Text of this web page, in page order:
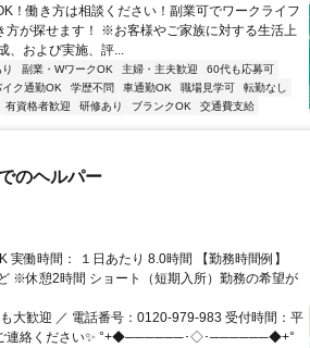
！働き方は相談ください！副業可でワークライフ
が探せます！ ※お客様やご家族に対する生活上
、および実施、評...
副業・WワークOK 主婦・主夫歓迎
60代も応募可
イク通勤OK 学歴不問 車通勤OK 職場見学可
転勤なし
有資格者歓迎 研修あり ブランクOK 交通費支給
のヘルパー
実働時間： １日あたり 8.0時間 【勤務時間例】
※休憩2時間 ショート（短期入所）勤務の希望が
大歓迎 ／ 電話番号：0120-979-983 受付時間：平
ご連絡ください✨ °+◆──────･◇･──────◆+°